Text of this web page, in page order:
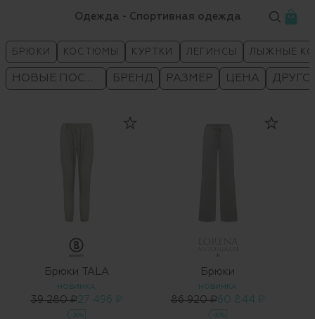
Одежда - Спортивная одежда
БРЮКИ КОСТЮМЫ КУРТКИ ЛЕГИНСЫ ЛЫЖНЫЕ
НОВЫЕ ПОСТУПЛЕНИЯ БРЕНД РАЗМЕР ЦЕНА
Брюки TALA
НОВИНКА
39 280 ₽27 496 ₽
-30%
Брюки
НОВИНКА
86 920 ₽60 844 ₽
-30%